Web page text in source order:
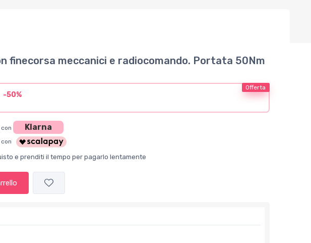
finecorsa meccanici e radiocomando. Portata 50Nm
Offerta
-50%
Klarna
e prenditi il tempo per pagarlo lentamente